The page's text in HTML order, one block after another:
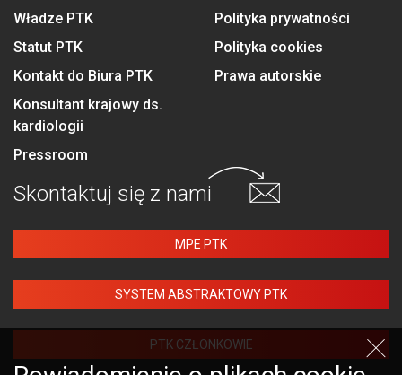
Władze PTK
Statut PTK
Kontakt do Biura PTK
Konsultant krajowy ds.
kardiologii
Pressroom
Polityka prywatności
Polityka cookies
Prawa autorskie
Skontaktuj się z nami
MPE PTK
SYSTEM ABSTRAKTOWY PTK
PTK CZŁONKOWIE